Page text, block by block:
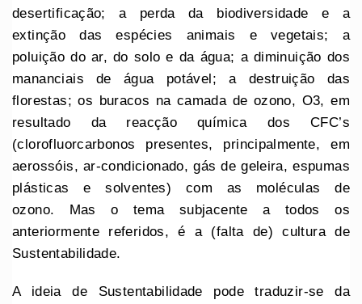
desertificação; a perda da biodiversidade e a
extinção das espécies animais e vegetais; a
poluição do ar, do solo e da água; a diminuição dos
mananciais de água potável; a destruição das
florestas; os buracos na camada de ozono, O3, em
resultado da reacção química dos CFC’s
(clorofluorcarbonos presentes, principalmente, em
aerossóis, ar-condicionado, gás de geleira, espumas
plásticas e solventes) com as moléculas de
ozono. Mas o tema subjacente a todos os
anteriormente referidos, é a (falta de) cultura de
Sustentabilidade.
A ideia de Sustentabilidade pode traduzir-se da